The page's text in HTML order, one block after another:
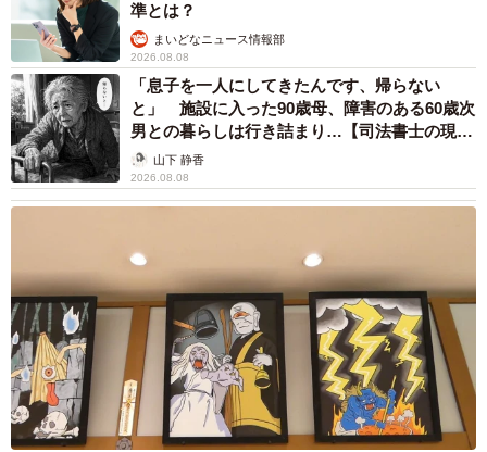
準とは？
まいどなニュース情報部
2026.08.08
「息子を一人にしてきたんです、帰らない
と」 施設に入った90歳母、障害のある60歳次
男との暮らしは行き詰まり…【司法書士の現場
から】山下 静香
2026.08.08